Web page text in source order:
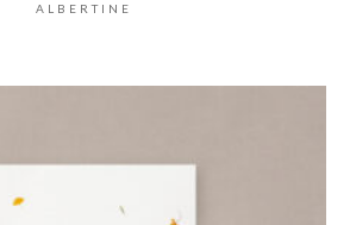
ALBERTINE